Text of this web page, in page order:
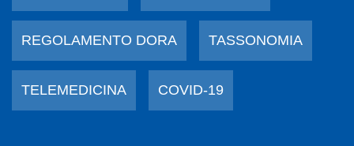
REGOLAMENTO DORA TASSONOMIA
TELEMEDICINA COVID-19